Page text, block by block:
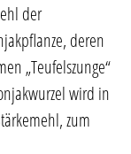
der
deren
„Teufelszunge“
wird in
zum